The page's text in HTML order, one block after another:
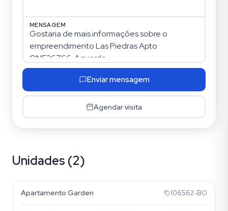
MENSAGEM
Enviar mensagem
Agendar visita
Unidades (2)
Três Figueiras
Apartamento Garden 106562-BO